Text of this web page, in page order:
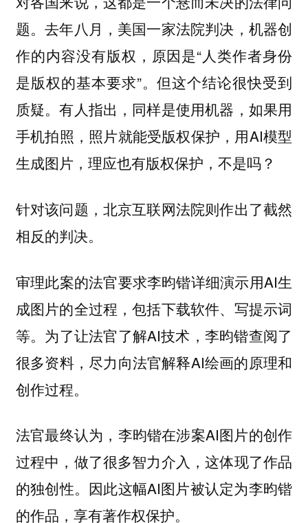
题。去年八月，美国一家法院判决，机器创
作的内容没有版权，原因是“人类作者身份
是版权的基本要求”。但这个结论很快受到
质疑。有人指出，同样是使用机器，如果用
手机拍照，照片就能受版权保护，用AI模型
生成图片，理应也有版权保护，不是吗？
针对该问题，北京互联网法院则作出了截然
相反的判决。
审理此案的法官要求李昀锴详细演示用AI生
成图片的全过程，包括下载软件、写提示词
等。为了让法官了解AI技术，李昀锴查阅了
很多资料，尽力向法官解释AI绘画的原理和
创作过程。
法官最终认为，李昀锴在涉案AI图片的创作
过程中，做了很多智力介入，这体现了作品
的独创性。因此这幅AI图片被认定为李昀锴
的作品，享有著作权保护。